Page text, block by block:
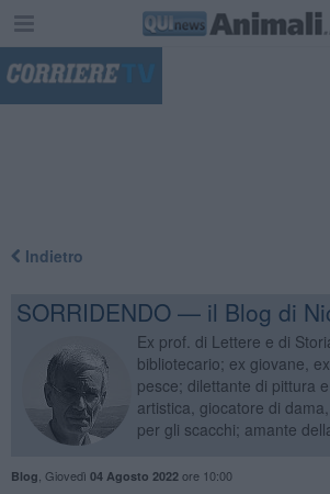
Indietro
SORRIDENDO — il Blog di
Ex prof. di Lettere e di
bibliotecario; ex giovane,
pesce; dilettante di pittura
artistica, giocatore di
per gli scacchi; amante
Blog Giovedì 04 Agosto 2022ore 10:00